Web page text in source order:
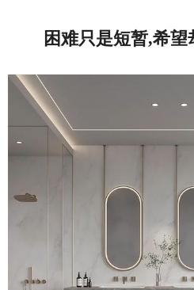
困难只是短暂,希